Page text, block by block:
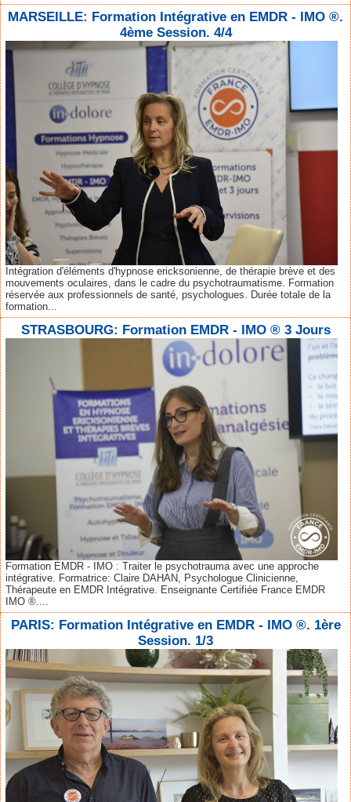
MARSEILLE: Formation Intégrative en EMDR - IMO ®.
4ème Session. 4/4
Intégration d'éléments d'hypnose ericksonienne, de thérapie brève et des
mouvements oculaires, dans le cadre du psychotraumatisme. Formation
réservée aux professionnels de santé, psychologues. Durée totale de la
formation...
STRASBOURG: Formation EMDR - IMO ® 3 Jours
Formation EMDR - IMO : Traiter le psychotrauma avec une approche
intégrative. Formatrice: Claire DAHAN, Psychologue Clinicienne,
Thérapeute en EMDR Intégrative. Enseignante Certifiée France EMDR
IMO ®....
PARIS: Formation Intégrative en EMDR - IMO ®. 1ère
Session. 1/3